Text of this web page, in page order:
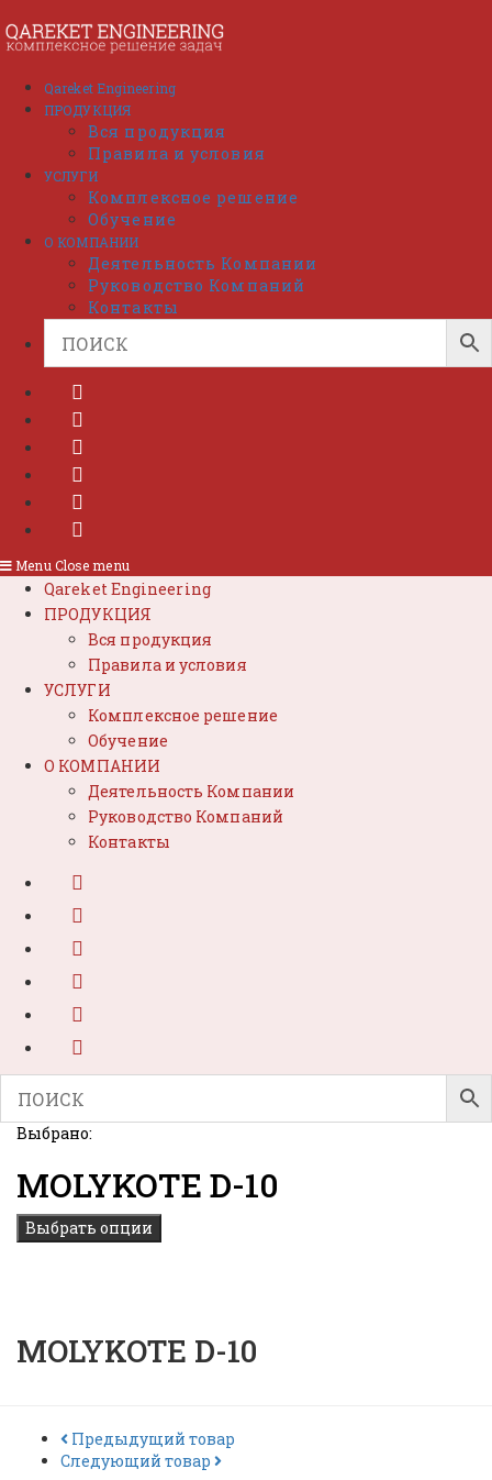
к
содержимому
Qareket Engineering
ПРОДУКЦИЯ
Вся продукция
Правила и условия
УСЛУГИ
Комплексное решение
Обучение
О КОМПАНИИ
Деятельность Компании
Руководство Компаний
Контакты
Menu Close menu
Qareket Engineering
ПРОДУКЦИЯ
Вся продукция
Правила и условия
УСЛУГИ
Комплексное решение
Обучение
О КОМПАНИИ
Деятельность Компании
Руководство Компаний
Контакты
Выбрано:
MOLYKOTE D-10
Выбрать опции
MOLYKOTE D-10
Предыдущий товар
Следующий товар